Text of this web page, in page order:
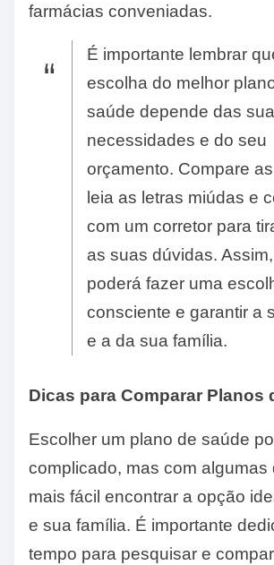
farmácias conveniadas.
É importante lembrar
escolha do melhor
saúde depende das
necessidades e do seu
orçamento. Compare
leia as letras miúdas e
com um corretor para
as suas dúvidas.
poderá fazer uma
consciente e garantir a
e a da sua família.
Dicas para Comparar Planos
Escolher um plano de saúde
complicado, mas com algumas
mais fácil encontrar a opção
e sua família. É importante
tempo para pesquisar e